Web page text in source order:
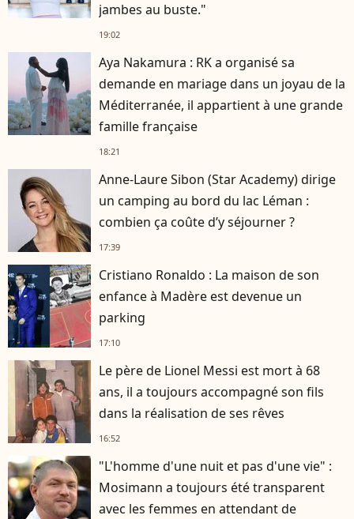
jambes au buste."
19:02
Aya Nakamura : RK a organisé sa
demande en mariage dans un joyau de la
Méditerranée, il appartient à une grande
famille française
18:21
Anne-Laure Sibon (Star Academy) dirige
un camping au bord du lac Léman :
combien ça coûte d’y séjourner ?
17:39
Cristiano Ronaldo : La maison de son
enfance à Madère est devenue un
parking
17:10
Le père de Lionel Messi est mort à 68
ans, il a toujours accompagné son fils
dans la réalisation de ses rêves
16:52
"L'homme d'une nuit et pas d'une vie" :
Mosimann a toujours été transparent
avec les femmes en attendant de